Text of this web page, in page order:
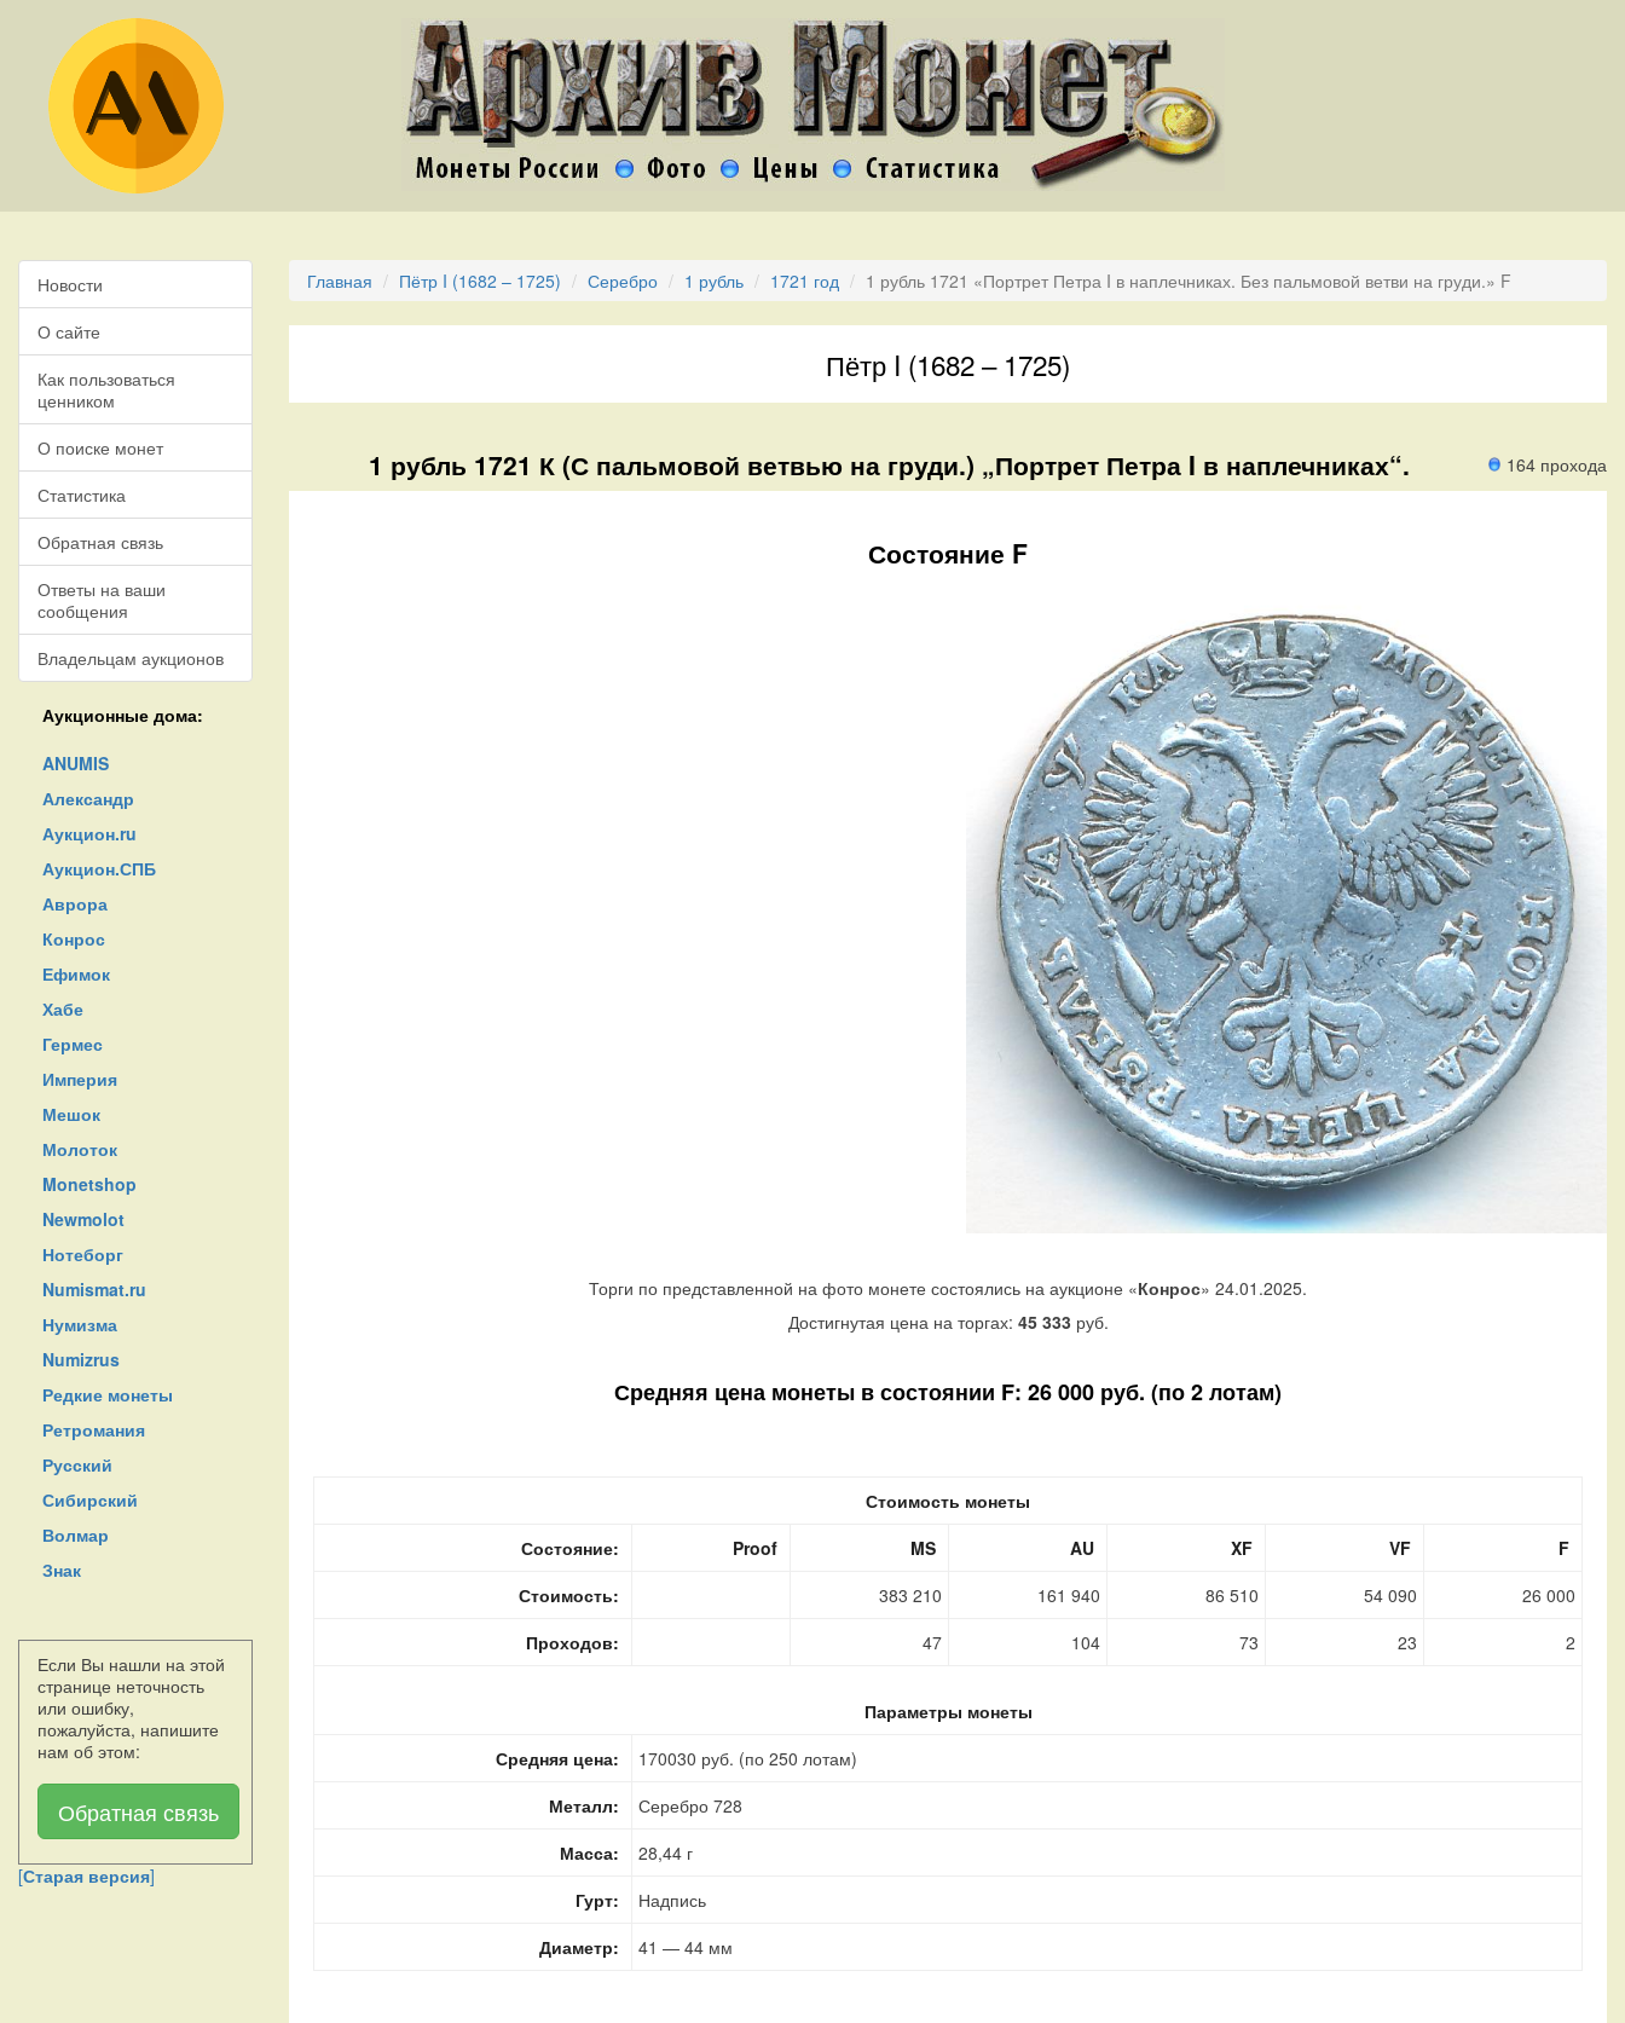
Новости
О сайте
Как пользоваться
ценником
О поиске монет
Статистика
Обратная связь
Ответы на ваши
сообщения
Владельцам аукционов
Аукционные дома:
ANUMIS
Александр
Аукцион.ru
Аукцион.СПБ
Аврора
Конрос
Ефимок
Хабе
Гермес
Империя
Мешок
Молоток
Monetshop
Newmolot
Нотеборг
Numismat.ru
Нумизма
Numizrus
Редкие монеты
Ретромания
Русский
Сибирский
Волмар
Знак
Если Вы нашли на этой
странице неточность
или ошибку,
пожалуйста, напишите
нам об этом:
Обратная связь
[Старая версия]
Главная Пётр I (1682 – 1725) Серебро 1 рубль 1721 год 1 рубль 1721 «Портрет Петра I в наплечниках. Без пальмовой ветви на груди.» F
Пётр I (1682 – 1725)
164 прохода
1 рубль 1721 К (С пальмовой ветвью на груди.) „Портрет Петра I в наплечниках“.
Состояние F
Торги по представленной на фото монете состоялись на аукционе «Конрос» 24.01.2025.
Достигнутая цена на торгах: 45 333 руб.
Средняя цена монеты в состоянии F: 26 000 руб. (по 2 лотам)
Стоимость монеты
Состояние:
Proof MS AU XF VF
F
Стоимость:
383 210 161 940 86 510 54 090
26 000
Проходов:
47 104 73 23 2
Параметры монеты
Средняя цена:
170030 руб. (по 250 лотам)
Металл:
Серебро 728
Масса:
28,44 г
Гурт:
Надпись
Диаметр:
41 — 44 мм